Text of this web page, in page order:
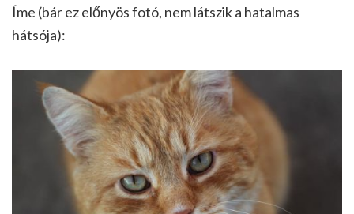
Íme (bár ez előnyös fotó, nem látszik a hatalmas
hátsója):